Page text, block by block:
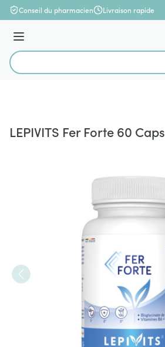
Aller au contenu
Conseil du pharmacien Livraison rapide
Menu
Rechercher
LEPIVITS Fer Forte 60 Caps